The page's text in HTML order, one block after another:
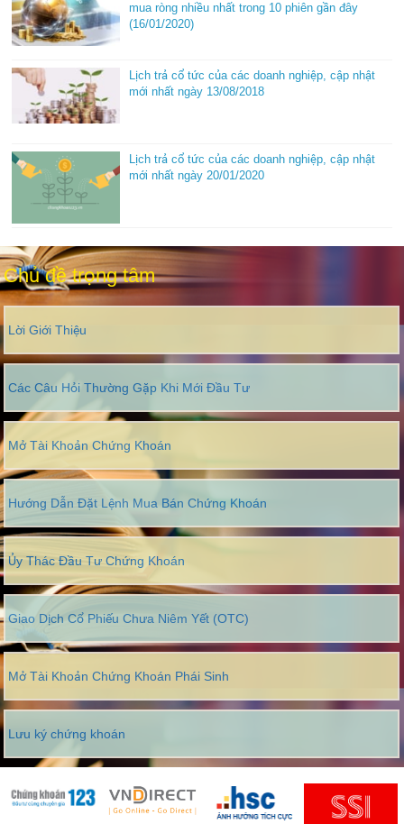
mua ròng nhiều nhất trong 10 phiên gần đây
(16/01/2020)
Lịch trả cổ tức của các doanh nghiệp, cập nhật
mới nhất ngày 13/08/2018
Lịch trả cổ tức của các doanh nghiệp, cập nhật
mới nhất ngày 20/01/2020
Chủ đề trọng tâm
Lời Giới Thiệu
Các Câu Hỏi Thường Gặp Khi Mới Đầu Tư
Mở Tài Khoản Chứng Khoán
Hướng Dẫn Đặt Lệnh Mua Bán Chứng Khoán
Ủy Thác Đầu Tư Chứng Khoán
Giao Dịch Cổ Phiếu Chưa Niêm Yết (OTC)
Mở Tài Khoản Chứng Khoán Phái Sinh
Lưu ký chứng khoán